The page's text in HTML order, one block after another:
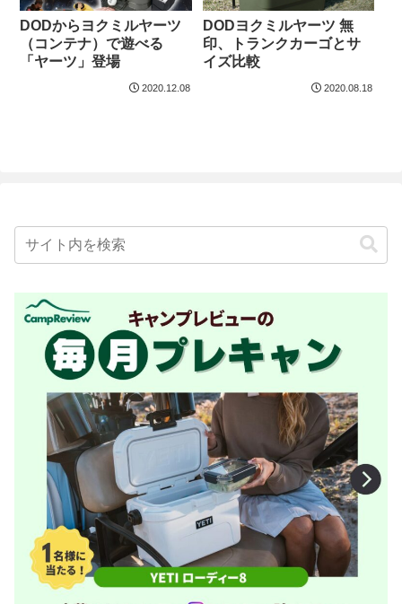
DODからヨクミルヤーツ
（コンテナ）で遊べる
「ヤーツ」登場
2020.12.08
DODヨクミルヤーツ 無
印、トランクカーゴとサ
イズ比較
2020.08.18